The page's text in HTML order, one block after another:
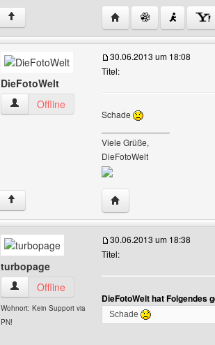
↑ Website dieses
DieFotoWelt
DieFotoWelt Benutzer-Profile anzeigen
Offline
30.06.2013 um 18:08
Titel:
Schade
Viele Grüße,
DieFotoWelt
↑ Website dieses
turbopage
turbopage Benutzer-Profile anzeigen
Offline
Wohnort: Kein Support via
PN!
30.06.2013 um 18:38
Titel:
DieFotoWelt hat Folgendes
Schade